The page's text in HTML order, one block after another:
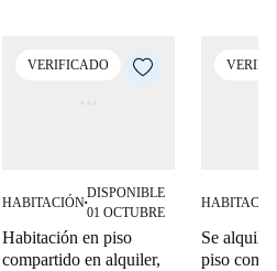
VERIFICADO
HABITACIÓN■
DISPONIBLE
01 OCTUBRE
Habitación en piso
compartido en alquiler,
Se alquila
piso